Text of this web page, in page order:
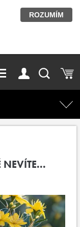
ROZUMÍM
vybavení
NEVÍTE...